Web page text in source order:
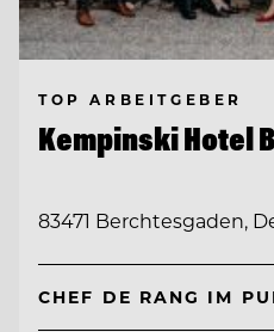
TOP ARBEITGEBER
Kempinski Hotel
83471 Berchtesgaden,
CHEF DE RANG IM